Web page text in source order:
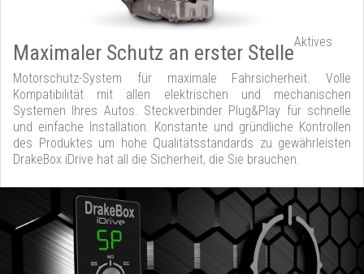
Maximaler Schutz an erster StelleAktives
Motorschutz-System für maximale Fahrsicherheit. Volle
Kompatibilität mit allen elektrischen und mechanischen
Systemen Ihres Autos. Steckverbinder Plug&Play für schnelle
und einfache Installation. Konstante und gründliche Kontrollen
des Produktes um hohe Qualitätsstandards zu gewährleisten
DrakeBox iDrive hat all die Sicherheit, die Sie brauchen.